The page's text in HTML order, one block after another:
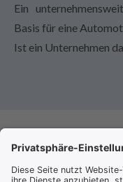
Ein
Basis für eine
Ist ein Unternehmen